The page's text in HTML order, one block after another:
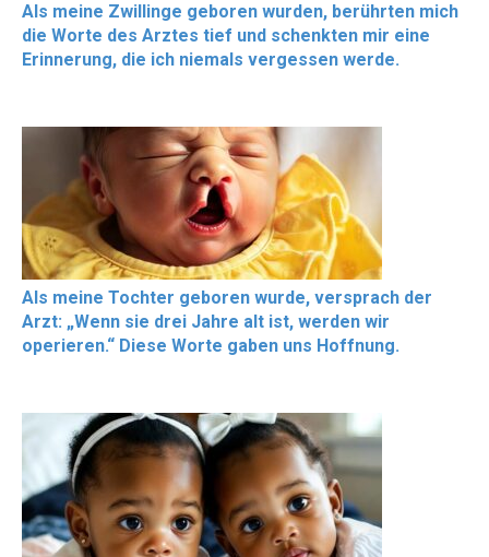
Als meine Zwillinge geboren wurden, berührten mich
die Worte des Arztes tief und schenkten mir eine
Erinnerung, die ich niemals vergessen werde.
Als meine Tochter geboren wurde, versprach der
Arzt: „Wenn sie drei Jahre alt ist, werden wir
operieren.“ Diese Worte gaben uns Hoffnung.